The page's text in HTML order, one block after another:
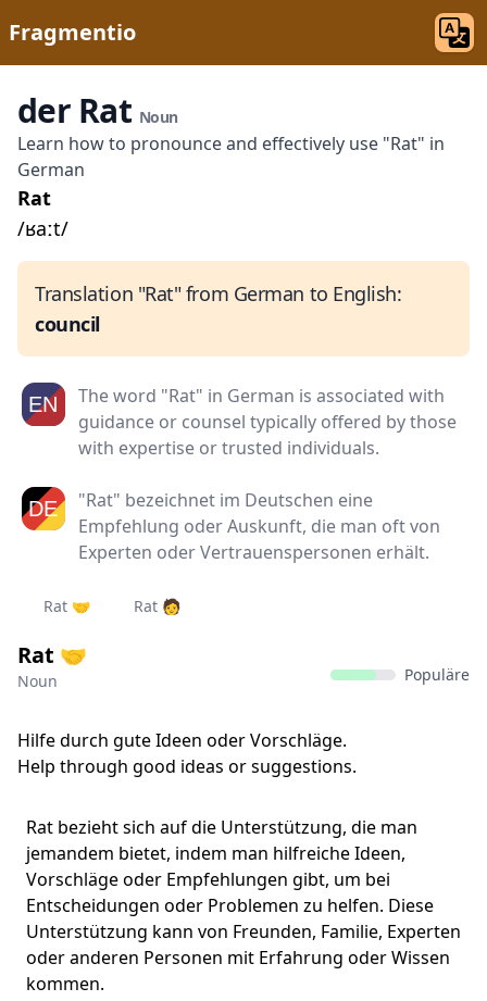
Fragmentio
der Rat Noun
Learn how to pronounce and effectively use "Rat" in
German
Rat
/ʁaːt/
Translation "Rat" from German to English:
council
The word "Rat" in German is associated with
guidance or counsel typically offered by those
with expertise or trusted individuals.
"Rat" bezeichnet im Deutschen eine
Empfehlung oder Auskunft, die man oft von
Experten oder Vertrauenspersonen erhält.
Rat 🤝 Rat 🧑‍
Rat 🤝
Noun Populäre
Hilfe durch gute Ideen oder Vorschläge.
Help through good ideas or suggestions.
Rat bezieht sich auf die Unterstützung, die man
jemandem bietet, indem man hilfreiche Ideen,
Vorschläge oder Empfehlungen gibt, um bei
Entscheidungen oder Problemen zu helfen. Diese
Unterstützung kann von Freunden, Familie, Experten
oder anderen Personen mit Erfahrung oder Wissen
kommen.